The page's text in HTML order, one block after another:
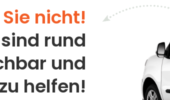
nicht!
rund
und
helfen!